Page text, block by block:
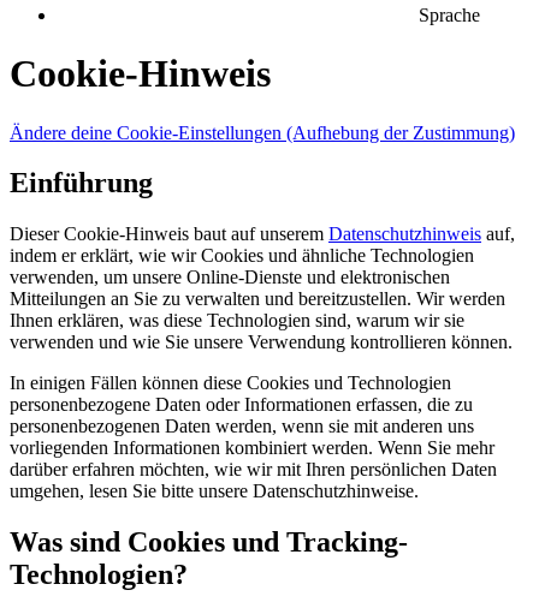
Sprache
Cookie-Hinweis
Ändere deine Cookie-Einstellungen (Aufhebung der Zustimmung)
Einführung
Dieser Cookie-Hinweis baut auf unserem Datenschutzhinweis auf,
indem er erklärt, wie wir Cookies und ähnliche Technologien
verwenden, um unsere Online-Dienste und elektronischen
Mitteilungen an Sie zu verwalten und bereitzustellen. Wir werden
Ihnen erklären, was diese Technologien sind, warum wir sie
verwenden und wie Sie unsere Verwendung kontrollieren können.
In einigen Fällen können diese Cookies und Technologien
personenbezogene Daten oder Informationen erfassen, die zu
personenbezogenen Daten werden, wenn sie mit anderen uns
vorliegenden Informationen kombiniert werden. Wenn Sie mehr
darüber erfahren möchten, wie wir mit Ihren persönlichen Daten
umgehen, lesen Sie bitte unsere Datenschutzhinweise.
Was sind Cookies und Tracking-
Technologien?